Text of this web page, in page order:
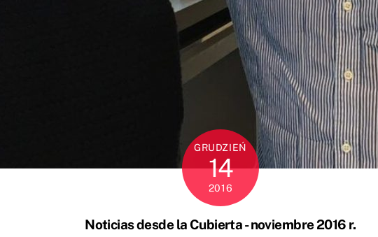
GRUDZIEŃ
14
2016
Noticias desde la Cubierta - noviembre 2016 r.